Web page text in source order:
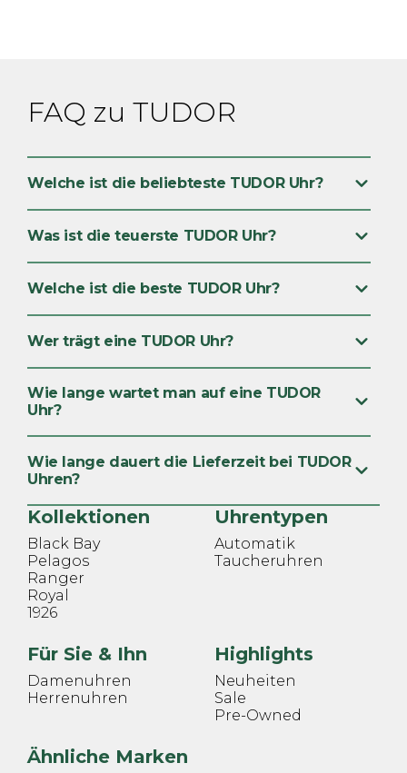
FAQ zu TUDOR
Welche ist die beliebteste TUDOR Uhr?
Was ist die teuerste TUDOR Uhr?
Welche ist die beste TUDOR Uhr?
Wer trägt eine TUDOR Uhr?
Wie lange wartet man auf eine TUDOR
Uhr?
Wie lange dauert die Lieferzeit bei TUDOR
Uhren?
Kollektionen
Black Bay
Pelagos
Ranger
Royal
1926
Uhrentypen
Automatik
Taucheruhren
Für Sie & Ihn
Damenuhren
Herrenuhren
Highlights
Neuheiten
Sale
Pre-Owned
Ähnliche Marken